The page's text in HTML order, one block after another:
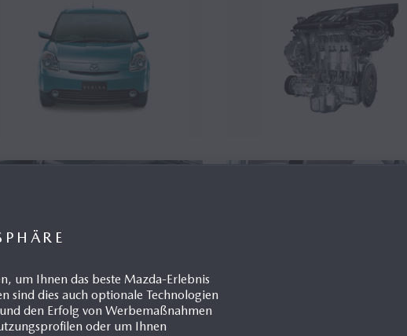
um Ihnen das beste Mazda-Erlebnis
sind dies auch optionale Technologien
den Erfolg von Werbemaßnahmen
oder um Ihnen